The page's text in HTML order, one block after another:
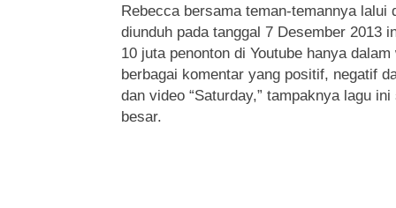
Rebecca bersama teman-temannya lalui
diunduh pada tanggal 7 Desember 2013
10 juta penonton di Youtube hanya
berbagai komentar yang positif, negatif
dan video “Saturday,” tampaknya lagu
besar.